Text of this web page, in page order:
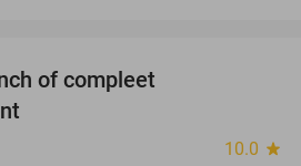
of compleet
10.0 star